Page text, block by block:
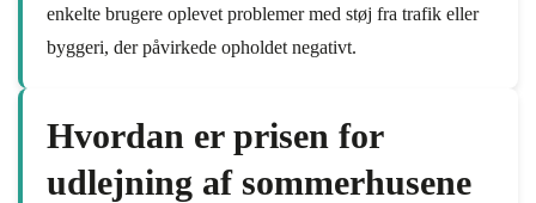
enkelte brugere oplevet problemer med støj fra trafik eller
byggeri, der påvirkede opholdet negativt.
Hvordan er prisen for
udlejning af sommerhusene